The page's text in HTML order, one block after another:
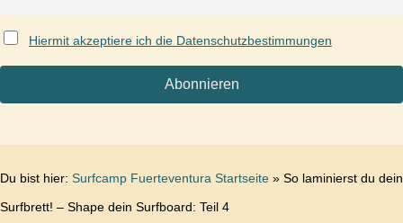
Hiermit akzeptiere ich die Datenschutzbestimmungen
Du bist hier: Surfcamp Fuerteventura Startseite » So laminierst du dein
Surfbrett! – Shape dein Surfboard: Teil 4